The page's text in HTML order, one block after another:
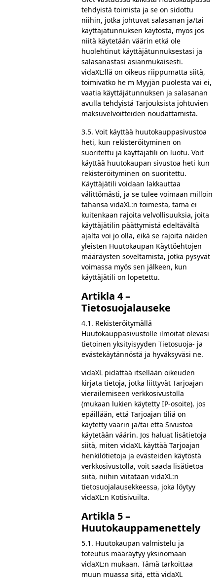
tehdyistä toimista ja se on sidottu
niihin, jotka johtuvat salasanan ja/tai
käyttäjätunnuksen käytöstä, myös jos
niitä käytetään väärin etkä ole
huolehtinut käyttäjätunnuksestasi ja
salasanastasi asianmukaisesti.
vidaXL:llä on oikeus riippumatta siitä,
toimivatko he m Myyjän puolesta vai ei,
vaatia käyttäjätunnuksen ja salasanan
avulla tehdyistä Tarjouksista johtuvien
maksuvelvoitteiden noudattamista.
3.5. Voit käyttää huutokauppasivustoa
heti, kun rekisteröityminen on
suoritettu ja käyttäjätili on luotu. Voit
käyttää huutokaupan sivustoa heti kun
rekisteröityminen on suoritettu.
Käyttäjätili voidaan lakkauttaa
välittömästi, ja se tulee voimaan milloin
tahansa vidaXL:n toimesta, tämä ei
kuitenkaan rajoita velvollisuuksia, joita
käyttäjätilin päättymistä edeltävältä
ajalta voi jo olla, eikä se rajoita näiden
yleisten Huutokaupan Käyttöehtojen
määräysten soveltamista, jotka pysyvät
voimassa myös sen jälkeen, kun
käyttäjätili on lopetettu.
Artikla 4 –
Tietosuojalauseke
4.1. Rekisteröitymällä
Huutokauppasivustolle ilmoitat olevasi
tietoinen yksityisyyden Tietosuoja- ja
evästekäytännöstä ja hyväksyväsi ne.
vidaXL pidättää itsellään oikeuden
kirjata tietoja, jotka liittyvät Tarjoajan
vierailemiseen verkkosivustolla
(mukaan lukien käytetty IP-osoite), jos
epäillään, että Tarjoajan tiliä on
käytetty väärin ja/tai että Sivustoa
käytetään väärin. Jos haluat lisätietoja
siitä, miten vidaXL käyttää Tarjoajan
henkilötietoja ja evästeiden käytöstä
verkkosivustolla, voit saada lisätietoa
siitä, niihin viitataan vidaXL:n
tietosuojalausekkeessa, joka löytyy
vidaXL:n Kotisivuilta.
Artikla 5 –
Huutokauppamenettely
5.1. Huutokaupan valmistelu ja
toteutus määräytyy yksinomaan
vidaXL:n mukaan. Tämä tarkoittaa
muun muassa sitä, että vidaXL